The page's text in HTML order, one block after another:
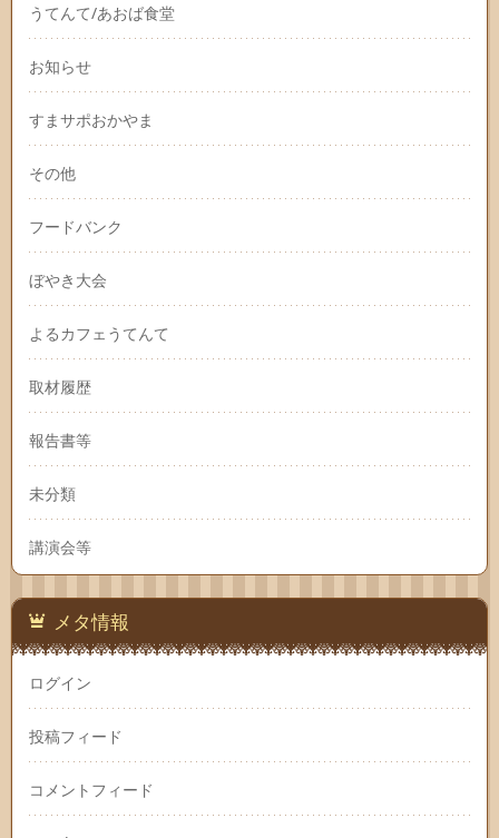
うてんて/あおば食堂
お知らせ
すまサポおかやま
その他
フードバンク
ぼやき大会
よるカフェうてんて
取材履歴
報告書等
未分類
講演会等
メタ情報
ログイン
投稿フィード
コメントフィード